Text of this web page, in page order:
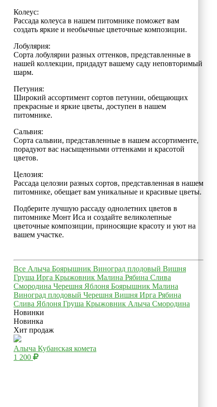
Колеус:
Рассада колеуса в нашем питомнике поможет вам
создать яркие и необычные цветочные композиции.
Лобулярия:
Сорта лобулярии разных оттенков, представленные в
нашей коллекции, придадут вашему саду неповторимый
шарм.
Петуния:
Широкий ассортимент сортов петунии, обещающих
прекрасные и яркие цветы, доступен в нашем
питомнике.
Сальвия:
Сорта сальвии, представленные в нашем ассортименте,
порадуют вас насыщенными оттенками и красотой
цветов.
Целозия:
Рассада целозии разных сортов, представленная в нашем
питомнике, обещает вам уникальные и красивые цветы.
Подберите лучшую рассаду однолетних цветов в
питомнике Монт Иса и создайте великолепные
цветочные композиции, приносящие красоту и уют на
вашем участке.
Все Алыча Боярышник Виноград плодовый Вишня
Груша Ирга Крыжовник Малина Рябина Слива
Смородина Черешня Яблоня Боярышник Малина
Виноград плодовый Черешня Вишня Ирга Рябина
Слива Яблоня Груша Крыжовник Алыча Смородина
Новинки
Новинка
Хит продаж
Алыча Кубанская комета
1 200